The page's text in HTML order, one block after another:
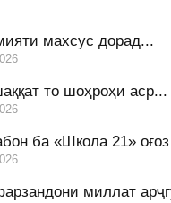
махсус дорад...
то шоҳроҳи аср...
ба «Школа 21»
миллат